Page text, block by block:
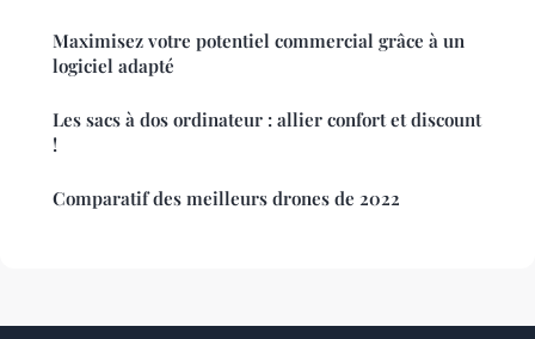
Maximisez votre potentiel commercial grâce à un
logiciel adapté
Les sacs à dos ordinateur : allier confort et discount
!
Comparatif des meilleurs drones de 2022